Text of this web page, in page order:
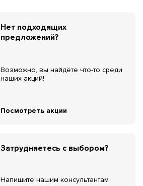
Нет подходящих
предложений?
Возможно, вы найдёте что-то среди
наших акций!
Посмотреть акции
Затрудняетесь с выбором?
Напишите нашим консультантам